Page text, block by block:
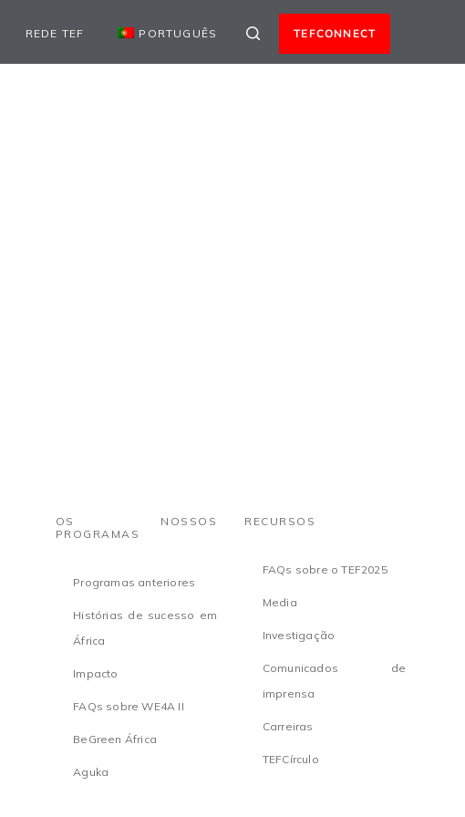
REDE TEF PORTUGUÊS TEFCONNECT
OS NOSSOS
PROGRAMAS
Programas anteriores
Histórias de sucesso em
África
Impacto
FAQs sobre WE4A II
BeGreen África
Aguka
RECURSOS
FAQs sobre o TEF2025
Media
Investigação
Comunicados de
imprensa
Carreiras
TEFCírculo